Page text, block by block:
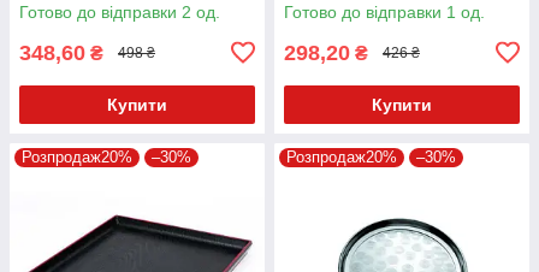
Готово до відправки 2 од.
348,60 ₴ 498 ₴
Купити
Готово до відправки 1 од.
298,20 ₴ 426 ₴
Купити
Розпродаж20% –30% Розпродаж20% –30%